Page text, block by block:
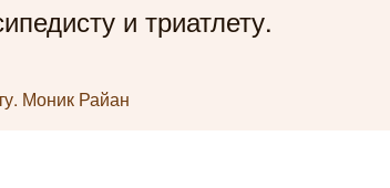
и триатлету.
Моник Райан